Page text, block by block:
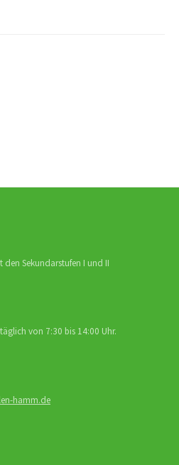
Sekundarstufen I und II
von 7:30 bis 14:00 Uhr.
hamm.de